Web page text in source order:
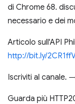
di Chrome 68.
necessario e dei
Articolo sull'API
http://bit.ly/
Iscriviti al canale.
Guarda più